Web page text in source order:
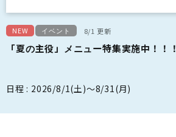
NEW イベント 8/1 更新
「夏の主役」メニュー特集実施中！！！
日程 : 2026/8/1(土)～8/31(月)